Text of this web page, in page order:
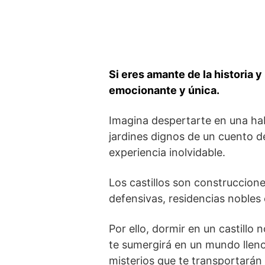
Si eres amante de la historia
emocionante​ y única.
Imagina despertarte en una
jardines dignos de un cuento
experiencia inolvidable.
Los castillos son
defensivas, residencias
Por‍ ello, dormir⁢ en un⁣ castillo
te sumergirá en un mundo
misterios que ⁢te transportarán